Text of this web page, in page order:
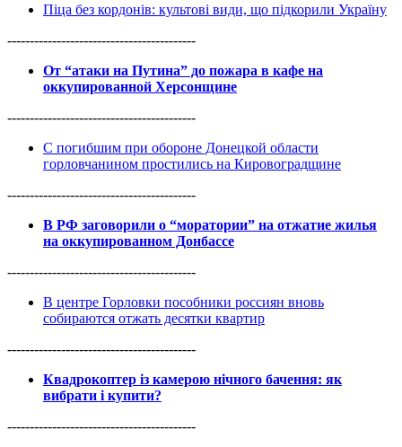
Піца без кордонів: культові види, що підкорили Україну
------------------------------------------
От “атаки на Путина” до пожара в кафе на
оккупированной Херсонщине
------------------------------------------
С погибшим при обороне Донецкой области
горловчанином простились на Кировоградщине
------------------------------------------
В РФ заговорили о “моратории” на отжатие жилья
на оккупированном Донбассе
------------------------------------------
В центре Горловки пособники россиян вновь
собираются отжать десятки квартир
------------------------------------------
Квадрокоптер із камерою нічного бачення: як
вибрати і купити?
------------------------------------------